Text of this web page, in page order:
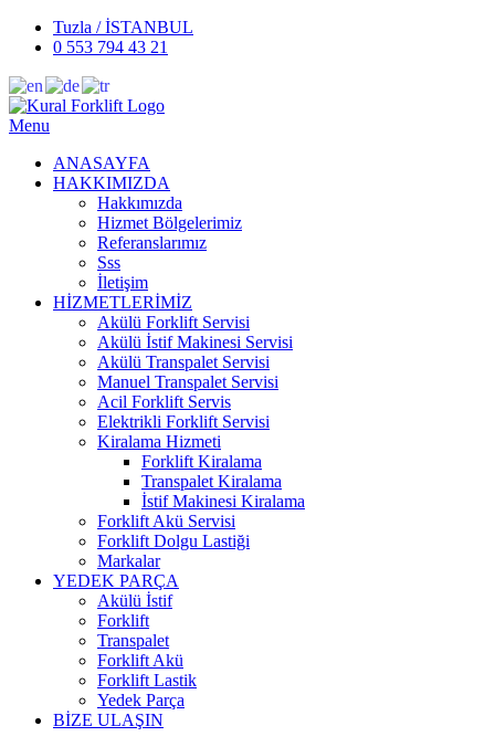
Tuzla / İSTANBUL
0 553 794 43 21
Menu
ANASAYFA
HAKKIMIZDA
Hakkımızda
Hizmet Bölgelerimiz
Referanslarımız
Sss
İletişim
HİZMETLERİMİZ
Akülü Forklift Servisi
Akülü İstif Makinesi Servisi
Akülü Transpalet Servisi
Manuel Transpalet Servisi
Acil Forklift Servis
Elektrikli Forklift Servisi
Kiralama Hizmeti
Forklift Kiralama
Transpalet Kiralama
İstif Makinesi Kiralama
Forklift Akü Servisi
Forklift Dolgu Lastiği
Markalar
YEDEK PARÇA
Akülü İstif
Forklift
Transpalet
Forklift Akü
Forklift Lastik
Yedek Parça
BİZE ULAŞIN